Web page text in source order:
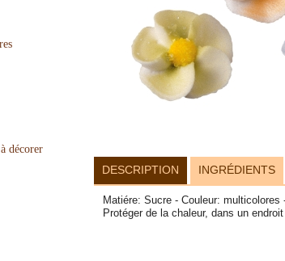
décorer
DESCRIPTION INGRÉDIENTS
Matiére: Sucre - Couleur:
Protéger de la chaleur, dans un